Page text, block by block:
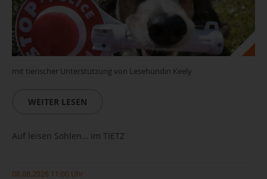
mit tierischer Unterstützung von Lesehündin Keely
WEITER LESEN
Auf leisen Sohlen… im TIETZ
08.08.2026 11:00 Uhr